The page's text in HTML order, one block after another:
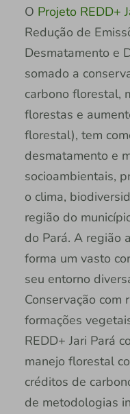
O Projeto REDD+
Redução de
Desmatamento e
somado a
carbono florestal,
florestas e
florestal), tem
desmatamento e
socioambientais,
o clima,
região do
do Pará. A região
forma um vasto
seu entorno
Conservação com
formações
REDD+ Jari Pará
manejo florestal
créditos de
de metodologias